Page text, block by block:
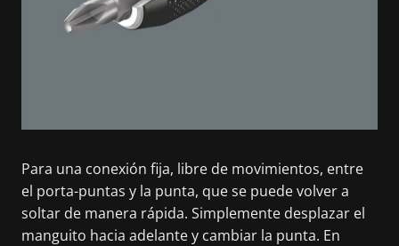
Para una conexión fija, libre de movimientos, entre
el porta-puntas y la punta, que se puede volver a
soltar de manera rápida. Simplemente desplazar el
manguito hacia adelante y cambiar la punta. En